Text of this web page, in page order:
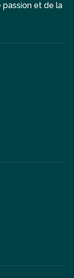
passion et de la